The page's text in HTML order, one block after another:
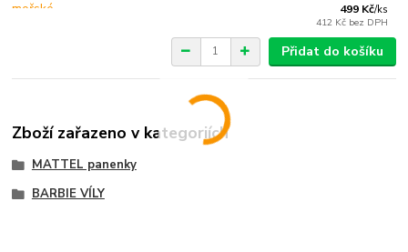
499 Kč/ks
412 Kč bez DPH
Přidat do košíku
Zboží zařazeno v kategoriích
MATTEL panenky
BARBIE VÍLY